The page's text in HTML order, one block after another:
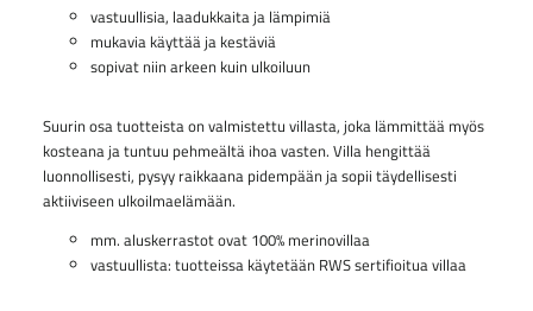
vastuullisia, laadukkaita ja lämpimiä
mukavia käyttää ja kestäviä
sopivat niin arkeen kuin ulkoiluun
Suurin osa tuotteista on valmistettu villasta, joka lämmittää myös
kosteana ja tuntuu pehmeältä ihoa vasten. Villa hengittää
luonnollisesti, pysyy raikkaana pidempään ja sopii täydellisesti
aktiiviseen ulkoilmaelämään.
mm. aluskerrastot ovat 100% merinovillaa
vastuullista: tuotteissa käytetään RWS sertifioitua villaa